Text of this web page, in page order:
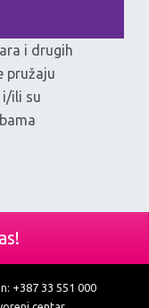
i drugih
pružaju
i/ili su
+387 33 551 000